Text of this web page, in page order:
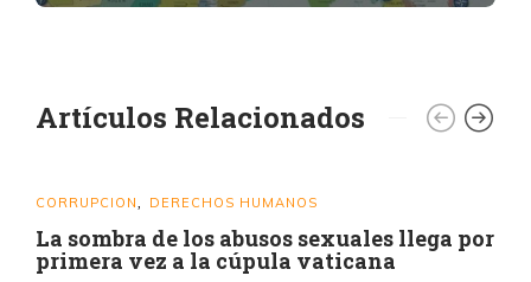
Artículos Relacionados
CORRUPCION DERECHOS HUMANOS
La sombra de los abusos sexuales llega por
primera vez a la cúpula vaticana